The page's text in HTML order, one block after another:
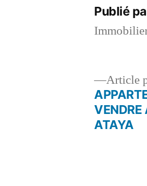
Publié
Navigation
Article
VENDRE
ATAYA